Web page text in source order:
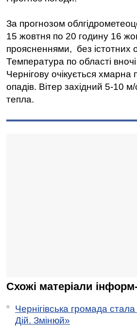
За прогнозом
15 жовтня по 20 годину 16
проясненнями, без істотних
Температура по області
Чернігову очікується
опадів. Вітер західний 5-10
тепла.
Схожі матеріали інформ-
Чернігівська громада
Дій. Змінюй»